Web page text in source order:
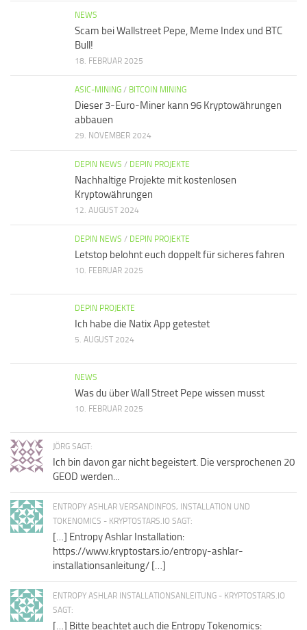
NEWS
Scam bei Wallstreet Pepe, Meme Index und BTC
Bull!
18. FEBRUAR 2025
ASIC-MINING / BITCOIN MINING
Dieser 3-Euro-Miner kann 96 Kryptowährungen
abbauen
29. NOVEMBER 2024
DEPIN NEWS / DEPIN PROJEKTE
Nachhaltige Projekte mit kostenlosen
Kryptowährungen
12. AUGUST 2024
DEPIN NEWS / DEPIN PROJEKTE
Letstop belohnt euch doppelt für sicheres fahren
10. FEBRUAR 2025
DEPIN PROJEKTE
Ich habe die Natix App getestet
5. AUGUST 2024
NEWS
Was du über Wall Street Pepe wissen musst
10. FEBRUAR 2025
JÖRG SAGT:
Ich bin davon gar nicht begeistert. Die versprochenen 20
GEOD werden...
ENTROPY ASHLAR VERSANDINFOS, INSTALLATION UND
TOKENOMICS - KRYPTOSTARS.IO SAGT:
[…] Entropy Ashlar Installation:
https://www.kryptostars.io/entropy-ashlar-
installationsanleitung/ […]
ENTROPY ASHLAR INSTALLATIONSANLEITUNG - KRYPTOSTARS.IO
SAGT:
[…] Bitte beachtet auch die Entropy Tokenomics: